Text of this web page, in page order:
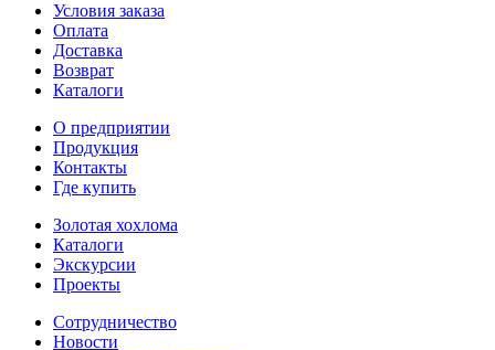
Условия заказа
Оплата
Доставка
Возврат
Каталоги
О предприятии
Продукция
Контакты
Где купить
Золотая хохлома
Каталоги
Экскурсии
Проекты
Сотрудничество
Новости